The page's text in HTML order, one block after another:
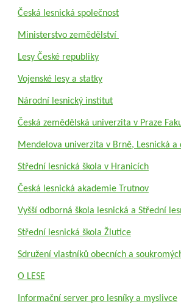
Česká lesnická společnost
Ministerstvo zemědělství
Lesy České republiky
Vojenské lesy a statky
Národní lesnický institut
Česká zemědělská univerzita v Praze
Mendelova univerzita v Brně, Lesnická
Střední lesnická škola v Hranicích
Česká lesnická akademie Trutnov
Vyšší odborná škola lesnická a Střední
Střední lesnická škola Žlutice
Sdružení vlastníků obecních a
O LESE
Informační server pro lesníky a myslivce